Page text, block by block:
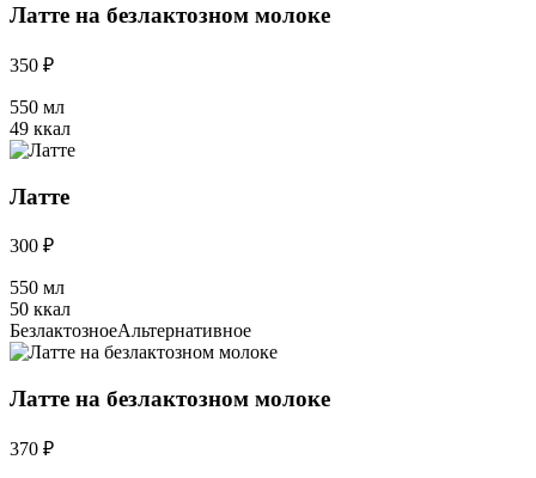
Латте на безлактозном молоке
350 ₽
550 мл
49 ккал
Латте
300 ₽
550 мл
50 ккал
БезлактозноеАльтернативное
Латте на безлактозном молоке
370 ₽